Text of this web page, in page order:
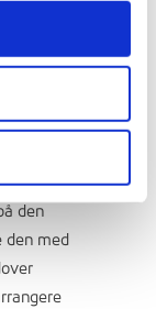
og
på
o.l.
med
den
med